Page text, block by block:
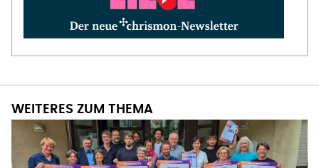
WEITERES ZUM THEMA